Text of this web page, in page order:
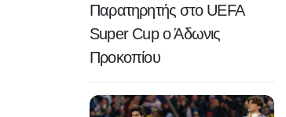
Παρατηρητής στο UEFA
Super Cup ο Άδωνις
Προκοπίου